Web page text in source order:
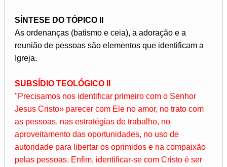
SÍNTESE DO TÓPICO II
As ordenanças (batismo e ceia), a adoração e a
reunião de pessoas são elementos que identificam a
Igreja.
SUBSÍDIO TEOLÓGICO II
"Precisamos nos identificar primeiro com o Senhor
Jesus Cristo» parecer com Ele no amor, no trato com
as pessoas, nas estratégias de trabalho, no
aproveitamento das oportunidades, no uso de
autoridade para libertar os oprimidos e na compaixão
pelas pessoas. Enfim, identificar-se com Cristo é ser